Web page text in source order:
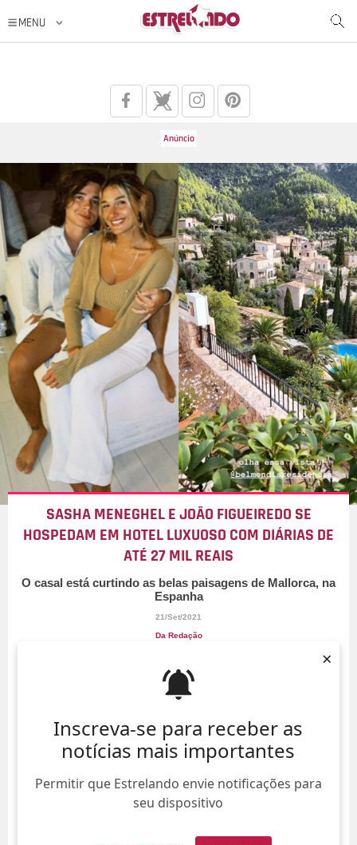
Inscreva-se para receber as
notícias mais importantes
Permitir que Estrelando envie notificações para
seu dispositivo
×
SASHA MENEGHEL E JOÃO FIGUEIREDO SE
HOSPEDAM EM HOTEL LUXUOSO COM DIÁRIAS DE
ATÉ 27 MIL REAIS
O casal está curtindo as belas paisagens de Mallorca, na
Espanha
21/Set/2021
Da Redação